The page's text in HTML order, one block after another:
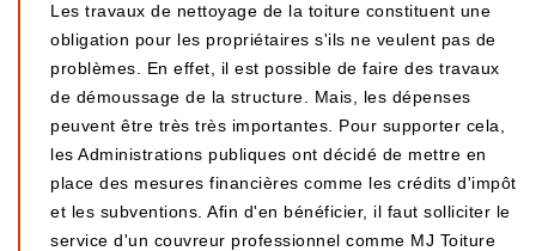
Les travaux de nettoyage de la toiture constituent une
obligation pour les propriétaires s'ils ne veulent pas de
problèmes. En effet, il est possible de faire des travaux
de démoussage de la structure. Mais, les dépenses
peuvent être très très importantes. Pour supporter cela,
les Administrations publiques ont décidé de mettre en
place des mesures financières comme les crédits d'impôt
et les subventions. Afin d'en bénéficier, il faut solliciter le
service d'un couvreur professionnel comme MJ Toiture